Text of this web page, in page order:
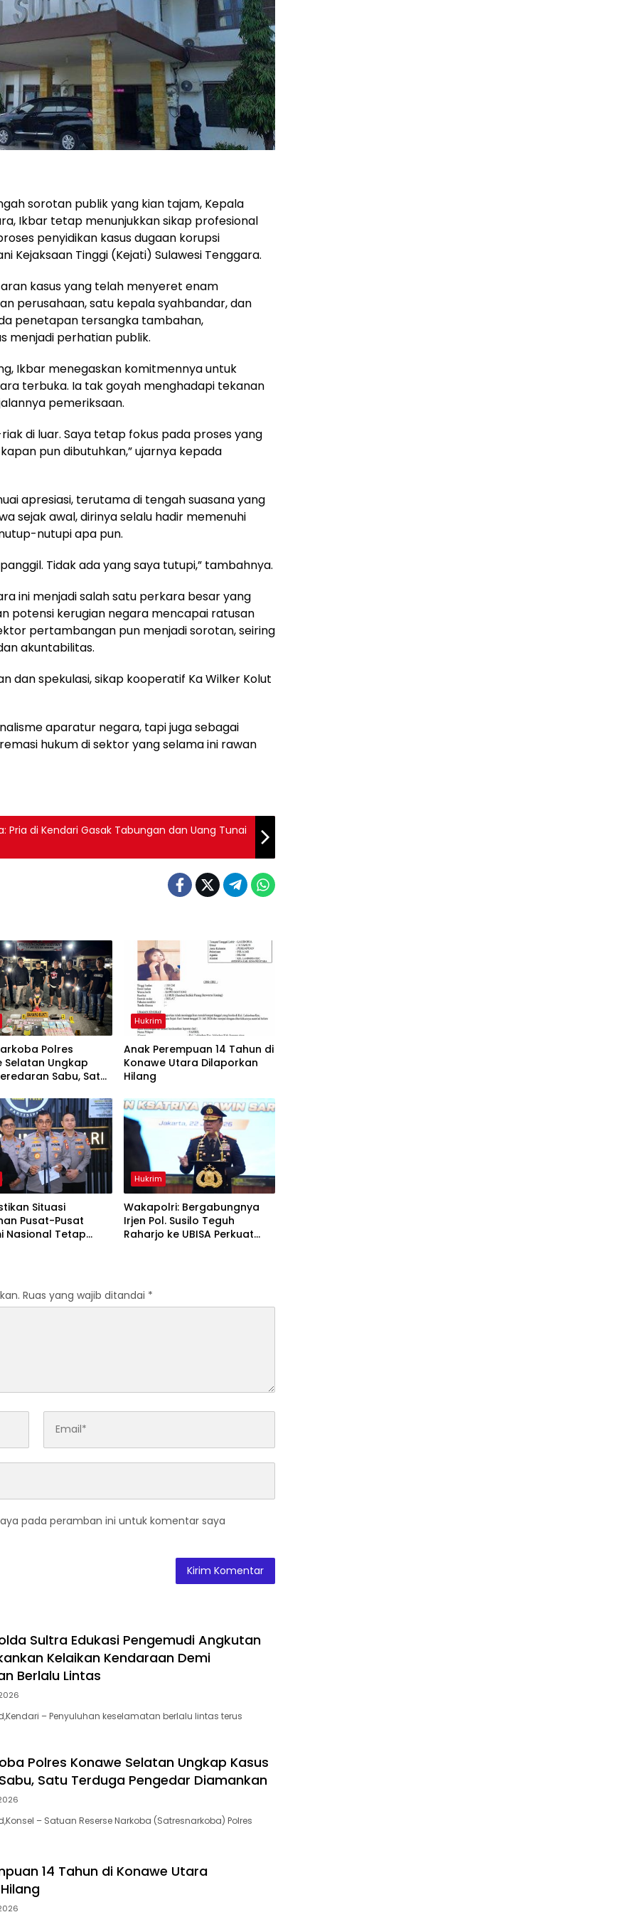
sorotan publik yang kian tajam, Kepala
Ikbar tetap menunjukkan sikap profesional
penyidikan kasus dugaan korupsi
Kejaksaan Tinggi (Kejati) Sulawesi Tenggara.
kasus yang telah menyeret enam
perusahaan, satu kepala syahbandar, dan
penetapan tersangka tambahan,
menjadi perhatian publik.
Ikbar menegaskan komitmennya untuk
terbuka. Ia tak goyah menghadapi tekanan
pemeriksaan.
di luar. Saya tetap fokus pada proses yang
pun dibutuhkan,” ujarnya kepada
apresiasi, terutama di tengah suasana yang
sejak awal, dirinya selalu hadir memenuhi
nutupi apa pun.
Tidak ada yang saya tutupi,” tambahnya.
ini menjadi salah satu perkara besar yang
potensi kerugian negara mencapai ratusan
pertambangan pun menjadi sorotan, seiring
akuntabilitas.
dan spekulasi, sikap kooperatif Ka Wilker Kolut
aparatur negara, tapi juga sebagai
hukum di sektor yang selama ini rawan
Pria di Kendari Gasak Tabungan dan Uang Tunai
Polres
Selatan Ungkap
Sabu, Satu
Hukrim
Anak Perempuan 14 Tahun di
Konawe Utara Dilaporkan
Hilang
Situasi
Pusat-Pusat
Nasional Tetap
Hukrim
Wakapolri: Bergabungnya
Irjen Pol. Susilo Teguh
Raharjo ke UBISA Perkuat
Ruas yang wajib ditandai *
pada peramban ini untuk komentar saya
Sultra Edukasi Pengemudi Angkutan
Kelaikan Kendaraan Demi
Berlalu Lintas
– Penyuluhan keselamatan berlalu lintas terus
Polres Konawe Selatan Ungkap Kasus
Satu Terduga Pengedar Diamankan
– Satuan Reserse Narkoba (Satresnarkoba) Polres
14 Tahun di Konawe Utara